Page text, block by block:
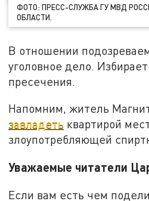
ФОТО: ПРЕСС-СЛУЖБА ГУ МВД
ОБЛАСТИ.
В отношении
уголовное дело.
пресечения.
Напомним, житель
завладеть квартирой
злоупотребляющей
Уважаемые читатели
Если вам есть чем